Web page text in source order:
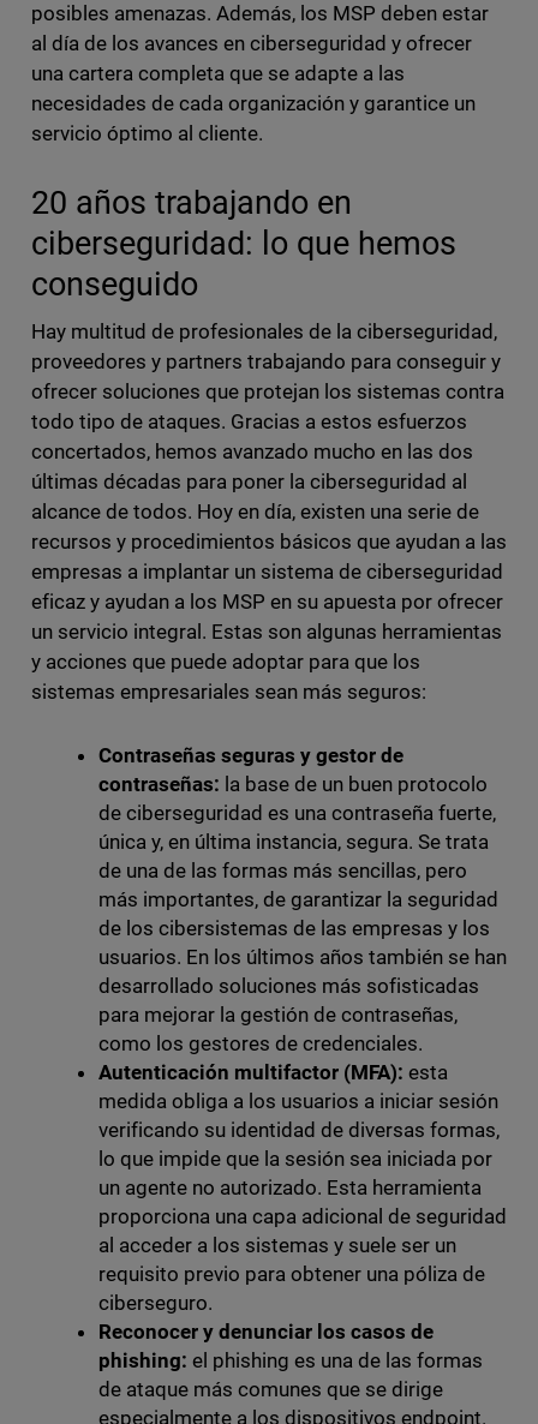
posibles amenazas. Además, los MSP deben estar
al día de los avances en ciberseguridad y ofrecer
una cartera completa que se adapte a las
necesidades de cada organización y garantice un
servicio óptimo al cliente.
20 años trabajando en
ciberseguridad: lo que hemos
conseguido
Hay multitud de profesionales de la ciberseguridad,
proveedores y partners trabajando para conseguir y
ofrecer soluciones que protejan los sistemas contra
todo tipo de ataques. Gracias a estos esfuerzos
concertados, hemos avanzado mucho en las dos
últimas décadas para poner la ciberseguridad al
alcance de todos. Hoy en día, existen una serie de
recursos y procedimientos básicos que ayudan a las
empresas a implantar un sistema de ciberseguridad
eficaz y ayudan a los MSP en su apuesta por ofrecer
un servicio integral. Estas son algunas herramientas
y acciones que puede adoptar para que los
sistemas empresariales sean más seguros:
Contraseñas seguras y gestor de
contraseñas: la base de un buen protocolo
de ciberseguridad es una contraseña fuerte,
única y, en última instancia, segura. Se trata
de una de las formas más sencillas, pero
más importantes, de garantizar la seguridad
de los cibersistemas de las empresas y los
usuarios. En los últimos años también se han
desarrollado soluciones más sofisticadas
para mejorar la gestión de contraseñas,
como los gestores de credenciales.
Autenticación multifactor (MFA):esta
medida obliga a los usuarios a iniciar sesión
verificando su identidad de diversas formas,
lo que impide que la sesión sea iniciada por
un agente no autorizado. Esta herramienta
proporciona una capa adicional de seguridad
al acceder a los sistemas y suele ser un
requisito previo para obtener una póliza de
ciberseguro.
Reconocer y denunciar los casos de
phishing: el phishing es una de las formas
de ataque más comunes que se dirige
especialmente a los dispositivos endpoint.